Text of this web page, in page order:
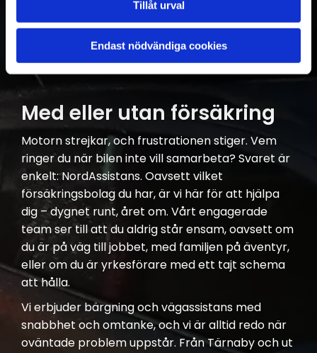
Tillåt urval
Endast nödvändiga cookies
vägassistans och bärgning. #Vi hittar alltid fram
Med eller utan försäkring
Motorn strejkar, och frustrationen stiger. Vem
ringer du när bilen inte vill samarbeta? Svaret är
enkelt: NordAssistans. Oavsett vilket
försäkringsbolag du har, är vi här för att hjälpa
dig – dygnet runt, året om. Vårt engagerade
team ser till att du aldrig står ensam, oavsett om
du är på väg till jobbet, med familjen på äventyr,
eller om du är yrkesförare med ett tajt schema
att hålla.
Vi erbjuder bärgning och vägassistans med
snabbhet och omtanke, och vi är alltid redo när
oväntade problem uppstår. Från Tärnaby och ut